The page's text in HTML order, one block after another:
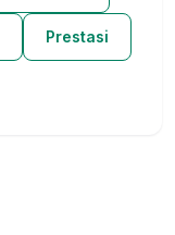
Prestasi